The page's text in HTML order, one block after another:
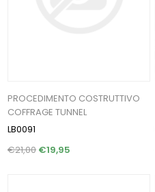
PROCEDIMENTO COSTRUTTIVO
COFFRAGE TUNNEL
LB0091
€21,00 €19,95